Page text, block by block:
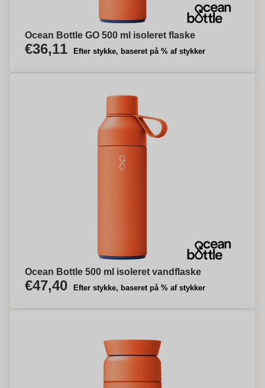
Ocean Bottle GO 500 ml isoleret flaske
€36,11 Efter stykke, baseret på % af stykker
Ocean Bottle 500 ml isoleret vandflaske
€47,40 Efter stykke, baseret på % af stykker